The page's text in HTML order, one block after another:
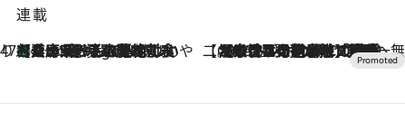
連載
47都道府県の手みやげ ひんやりスイーツで夏を満喫
8 Hours Ago
【兵庫県】この夏絶対食べたい 冷やしておいしいおやつ3選 淡路島の恵みをジェラートに集約 【CREA×星野リゾート】唯一無二。癒しと発見が待つ場所へ
2026.8.7
【トンボの足水浴】ヒノキの香りに包まれて涼感マックス！約13℃の湧水かけ流しを避暑地「星野温泉 トンボの湯」で体験